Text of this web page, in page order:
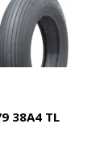
38A4 TL